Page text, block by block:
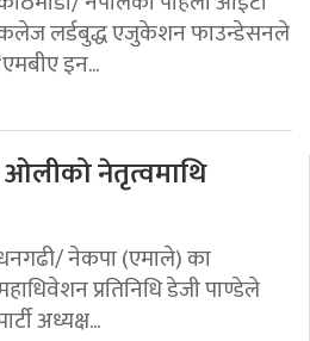
लर्डबुद्ध एजुकेशन फाउन्डेसनले
इन...
नेतृत्वमाथि
नेकपा (एमाले) का
प्रतिनिधि डेजी पाण्डेले
अध्यक्ष...